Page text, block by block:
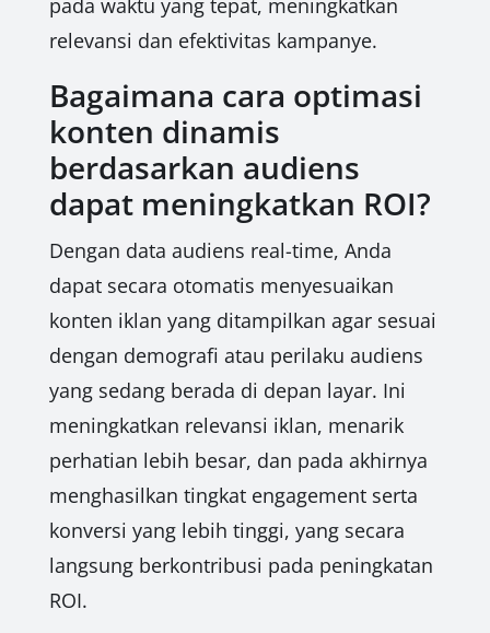
pada waktu yang tepat, meningkatkan
relevansi dan efektivitas kampanye.
Bagaimana cara optimasi
konten dinamis
berdasarkan audiens
dapat meningkatkan ROI?
Dengan data audiens real-time, Anda
dapat secara otomatis menyesuaikan
konten iklan yang ditampilkan agar sesuai
dengan demografi atau perilaku audiens
yang sedang berada di depan layar. Ini
meningkatkan relevansi iklan, menarik
perhatian lebih besar, dan pada akhirnya
menghasilkan tingkat engagement serta
konversi yang lebih tinggi, yang secara
langsung berkontribusi pada peningkatan
ROI.